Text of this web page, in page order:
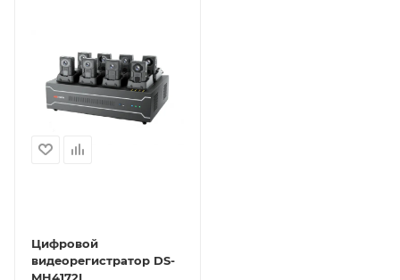
Цифровой
видеорегистратор DS-
MH4172I